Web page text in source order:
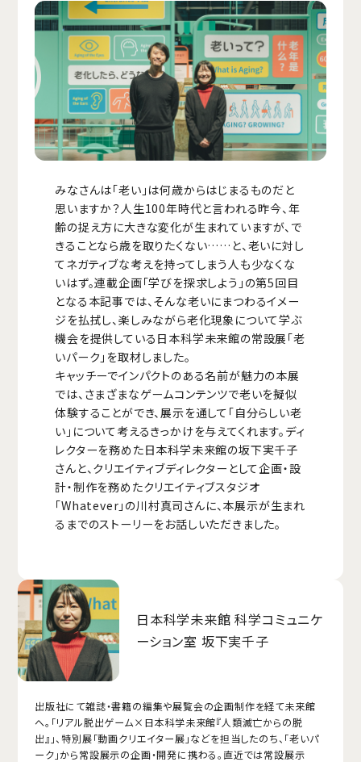
みなさんは「老い」は何歳からはじまるものだと
思いますか？人生100年時代と言われる昨今、年
齢の捉え方に大きな変化が生まれていますが、で
きることなら歳を取りたくない……と、老いに対し
てネガティブな考えを持ってしまう人も少なくな
いはず。連載企画「学びを探求しよう」の第5回目
となる本記事では、そんな老いにまつわるイメー
ジを払拭し、楽しみながら老化現象について学ぶ
機会を提供している日本科学未来館の常設展「老
いパーク」を取材しました。
キャッチーでインパクトのある名前が魅力の本展
では、さまざまなゲームコンテンツで老いを擬似
体験することができ、展示を通して「自分らしい老
い」について考えるきっかけを与えてくれます。ディ
レクターを務めた日本科学未来館の坂下実千子
さんと、クリエイティブディレクターとして企画・設
計・制作を務めたクリエイティブスタジオ
「Whatever」の川村真司さんに、本展示が生まれ
るまでのストーリーをお話しいただきました。
日本科学未来館 科学コミュニケ
ーション室 坂下実千子
出版社にて雑誌・書籍の編集や展覧会の企画制作を経て未来館
へ。「リアル脱出ゲーム×日本科学未来館『人類滅亡からの脱
出』」、特別展「動画クリエイター展」などを担当したのち、「老いパ
ーク」から常設展示の企画・開発に携わる。直近では常設展示